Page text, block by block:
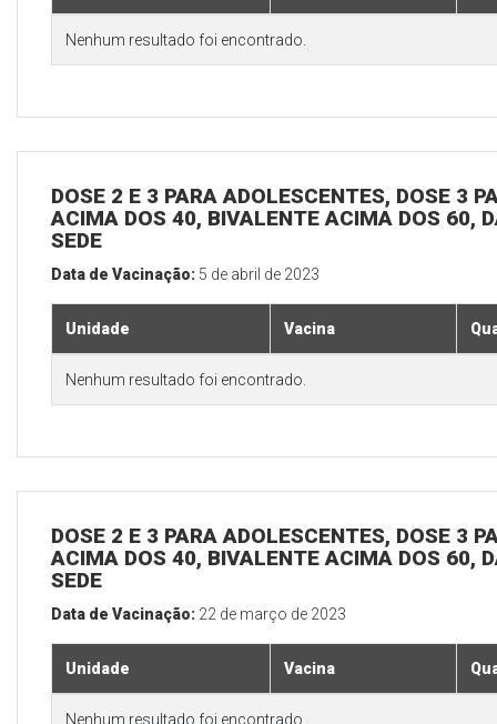
Nenhum resultado foi encontrado.
DOSE 2 E 3 PARA ADOLESCENTES, DOSE 3
ACIMA DOS 40, BIVALENTE ACIMA DOS 60,
SEDE
Data de Vacinação: 5 de abril de 2023
Unidade Vacina
Nenhum resultado foi encontrado.
DOSE 2 E 3 PARA ADOLESCENTES, DOSE 3
ACIMA DOS 40, BIVALENTE ACIMA DOS 60,
SEDE
Data de Vacinação: 22 de março de 2023
Unidade Vacina
Nenhum resultado foi encontrado.